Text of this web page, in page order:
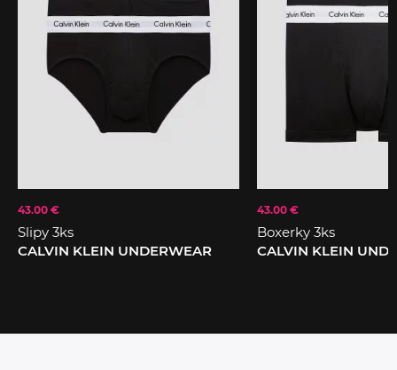
43.00 €
Slipy 3ks
CALVIN KLEIN UNDERWEAR
43.00 €
Boxerky 3ks
CALVIN KLEIN